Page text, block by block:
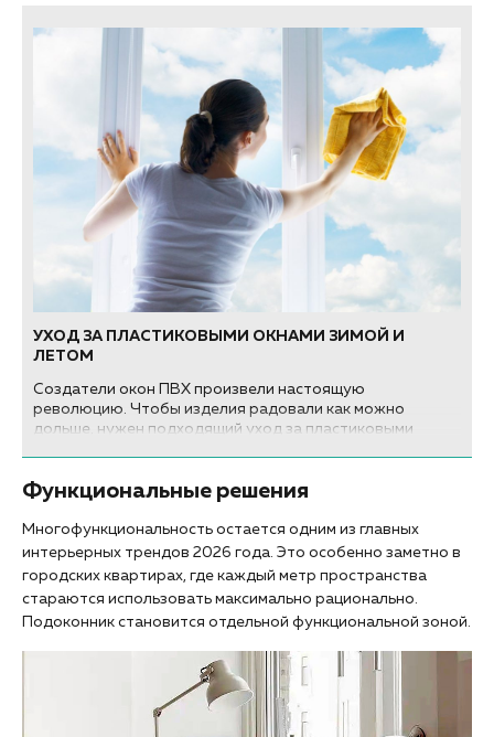
УХОД ЗА ПЛАСТИКОВЫМИ ОКНАМИ ЗИМОЙ И
ЛЕТОМ
Создатели окон ПВХ произвели настоящую
революцию. Чтобы изделия радовали как можно
дольше, нужен подходящий уход за пластиковыми
Функциональные решения
Многофункциональность остается одним из главных
интерьерных трендов 2026 года. Это особенно заметно в
городских квартирах, где каждый метр пространства
стараются использовать максимально рационально.
Подоконник становится отдельной функциональной зоной.